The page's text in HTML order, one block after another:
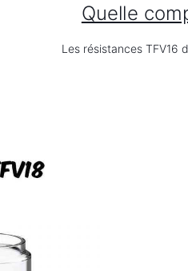
Quelle
Les résistances TFV16